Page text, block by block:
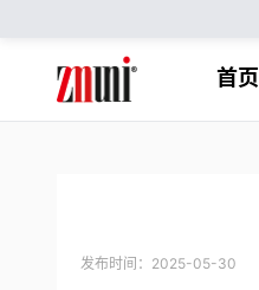
首页
发布时间：2025-05-30